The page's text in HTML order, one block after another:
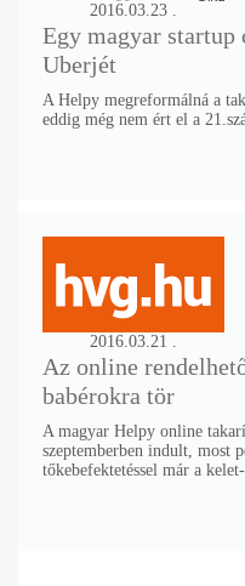
2016.03.23 .
Egy magyar startup
Uberjét
A Helpy megreformálná a
eddig még nem ért el a
2016.03.21 .
Az online
babérokra tör
A magyar Helpy online
szeptemberben indult,
tőkebefektetéssel már a